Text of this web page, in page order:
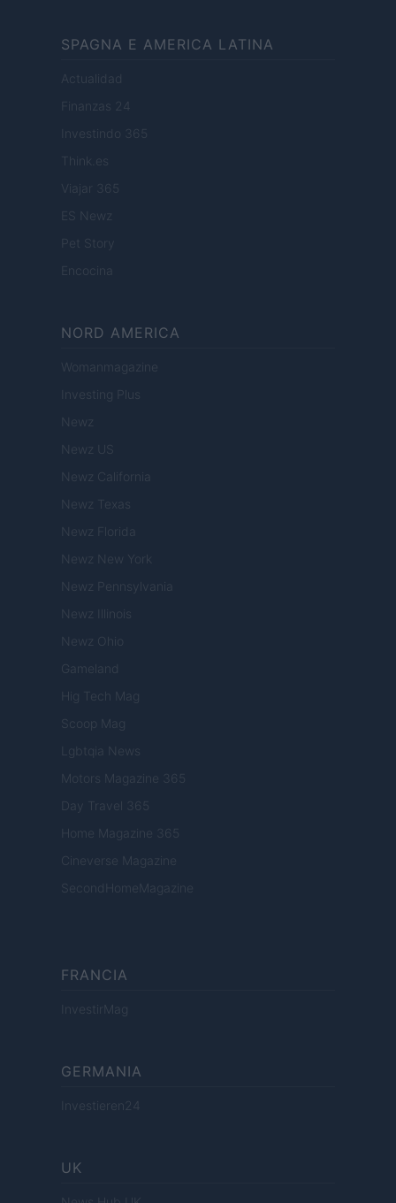
SPAGNA E AMERICA LATINA
Actualidad
Finanzas 24
Investindo 365
Think.es
Viajar 365
ES Newz
Pet Story
Encocina
NORD AMERICA
Womanmagazine
Investing Plus
Newz
Newz US
Newz California
Newz Texas
Newz Florida
Newz New York
Newz Pennsylvania
Newz Illinois
Newz Ohio
Gameland
Hig Tech Mag
Scoop Mag
Lgbtqia News
Motors Magazine 365
Day Travel 365
Home Magazine 365
Cineverse Magazine
SecondHomeMagazine
FRANCIA
InvestirMag
GERMANIA
Investieren24
UK